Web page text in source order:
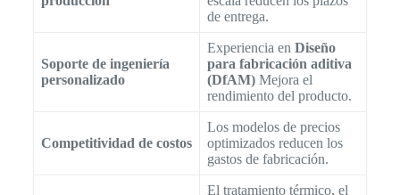
de entrega.
Soporte de ingeniería
personalizado
Experiencia en Diseño
para fabricación aditiva
(DfAM)Mejora el
rendimiento del producto.
Competitividad de costos
Los modelos de precios
optimizados reducen los
gastos de fabricación.
El tratamiento térmico, el